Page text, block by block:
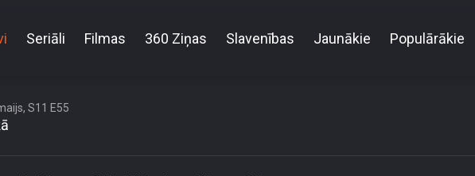
Seriāli Filmas 360 Ziņas Slavenības Jaunākie Populārākie
S11 E55